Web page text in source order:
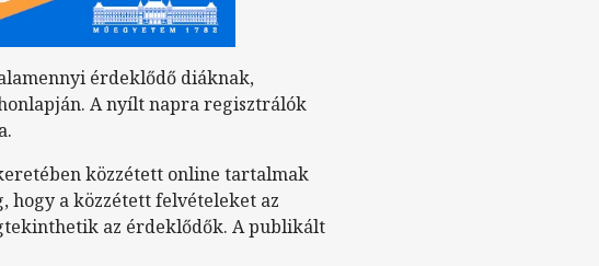
érdeklődő diáknak,
A nyílt napra regisztrálók
közzétett online tartalmak
hogy a közzétett felvételeket az
az érdeklődők. A publikált